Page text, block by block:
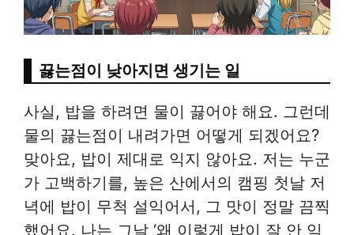
끓는점이 낮아지면 생기는 일
사실, 밥을 하려면 물이 끓어야 해요. 그런데
물의 끓는점이 내려가면 어떻게 되겠어요?
맞아요, 밥이 제대로 익지 않아요. 저는 누군
가 고백하기를, 높은 산에서의 캠핑 첫날 저
녁에 밥이 무척 설익어서, 그 맛이 정말 끔찍
했어요. 나는 그날 ‘왜 이렇게 밥이 잘 안 익